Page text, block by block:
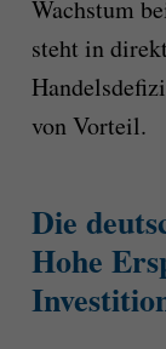
Wachstum
steht in
von Vorteil.
Die
Hohe